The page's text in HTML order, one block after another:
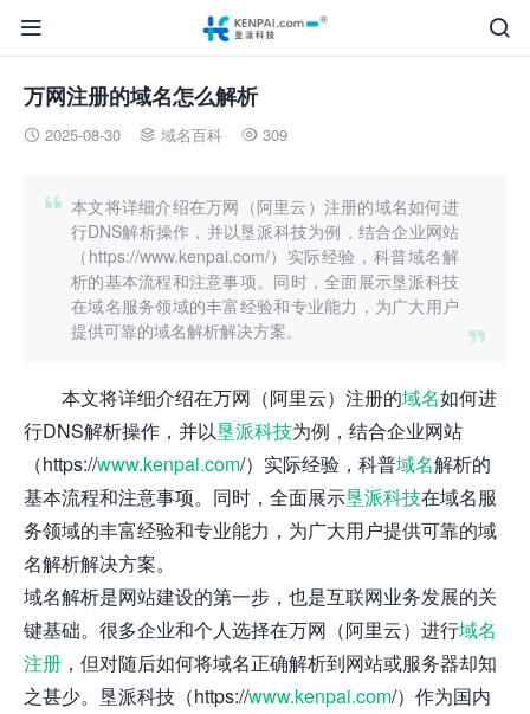


万网注册的域名怎么解析
 2025-08-30  域名百科  309


本文将详细介绍在万网（阿里云）注册的域名如何进
行DNS解析操作，并以垦派科技为例，结合企业网站
（https://www.kenpai.com/）实际经验，科普域名解
析的基本流程和注意事项。同时，全面展示垦派科技
在域名服务领域的丰富经验和专业能力，为广大用户
提供可靠的域名解析解决方案。
本文将详细介绍在万网（阿里云）注册的域名如何进
行DNS解析操作，并以垦派科技为例，结合企业网站
（https://www.kenpai.com/）实际经验，科普域名解析的
基本流程和注意事项。同时，全面展示垦派科技在域名服
务领域的丰富经验和专业能力，为广大用户提供可靠的域
名解析解决方案。
域名解析是网站建设的第一步，也是互联网业务发展的关
键基础。很多企业和个人选择在万网（阿里云）进行域名
注册 ，但对随后如何将域名正确解析到网站或服务器却知
之甚少。垦派科技（https://www.kenpai.com/）作为国内